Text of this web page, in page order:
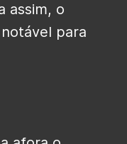
assim, o
para